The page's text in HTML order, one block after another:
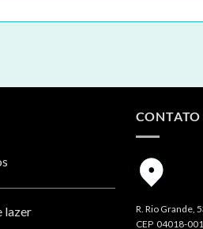
lazer
CONTATO
R. Rio Grande,
CEP 04018-001